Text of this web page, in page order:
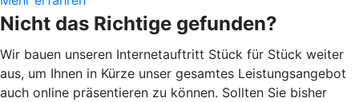
Nicht das Richtige gefunden?
Wir bauen unseren Internetauftritt Stück für Stück weiter
aus, um Ihnen in Kürze unser gesamtes Leistungsangebot
auch online präsentieren zu können. Sollten Sie bisher